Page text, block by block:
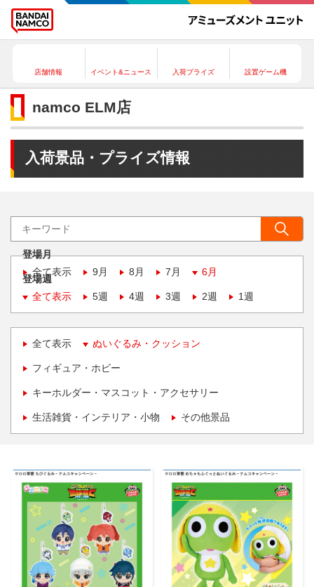
店舗情報 イベント&ニュース 入荷プライズ 設置ゲーム機
namco ELM店
入荷景品・プライズ情報
登場月
全て表示
9月 8月 7月 6月
登場週
全て表示
5週 4週 3週 2週 1週
全て表示 ぬいぐるみ・クッション
フィギュア・ホビー
キーホルダー・マスコット・アクセサリー
生活雑貨・インテリア・小物 その他景品